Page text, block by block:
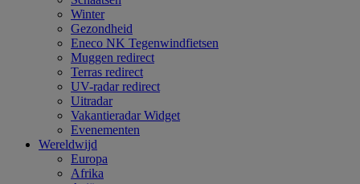
Winter
Gezondheid
Eneco NK Tegenwindfietsen
Muggen redirect
Terras redirect
UV-radar redirect
Uitradar
Vakantieradar Widget
Evenementen
Wereldwijd
Europa
Afrika